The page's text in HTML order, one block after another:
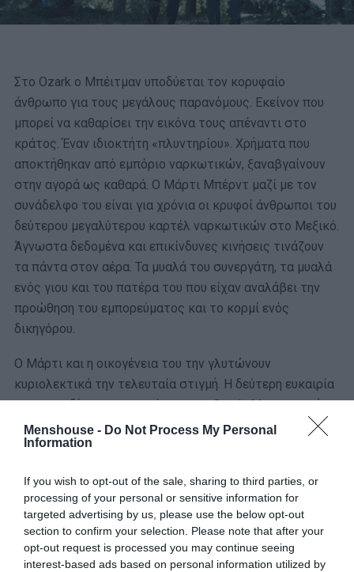
Menshouse - Do Not Process My Personal
Information
If you wish to opt-out of the sale, sharing to third parties, or
processing of your personal or sensitive information for
targeted advertising by us, please use the below opt-out
section to confirm your selection. Please note that after your
opt-out request is processed you may continue seeing
interest-based ads based on personal information utilized by
Στο Ozark ο Μπέιτμαν υποδύεται τον κορυφαίο
άνθρωπο για τους μεγάλους παρανόμους. Εκείνον που
μπορεί να καθαρίσει την εικόνα τους απέναντι στο
κράτος. Έναν ιδιοκτήτη «πλυντηρίου». Χρήματα που
αποκτήθηκαν από εμπόριο ναρκωτικών, ξαναβγαίνουν
στην αγορά ως καθαρά. Ο Μάρτι Μπέρντ μαζί με τον
συνάδελφο του είναι για χρόνια οι κρυφοί άνθρωποι του
δεύτερου μεγαλύτερου καρτέλ ναρκωτικών στο Μεξικό.
Άγνωστα δεδομένα και επικίνδυνες κινήσεις τινάζουν
τα πάντα στον αέρα. Τα μυαλά του συνεργάτη, τα μυαλά
ενός γιου και του πατέρα του που είχαν αναλάβει την
προώθηση του εμπορεύματος και το κορμί ενός
δικηγόρου.
Ο Μάρτι και η οικογένεια του την γλυτώνουν
κυριολεκτικά την τελευταία στιγμή. Η δεύτερη ευκαιρία
που τους δίνεται τους φέρνει στο Ozark. Μια περιοχή
στο Μιζούρι με πολλές λίμνες, όπου βρίσκεται η
μεγαλύτερη ακτογραμμή εσωτερικά των ΗΠΑ. Το χρήμα
να ανιχνευτεί από τους κρατικούς φορείς. Ο Μάρτι
πείθει τον Ντελ, τον ηγέτη του καρτέλ, να πάει εκεί και
να ξεκινήσει από την αρχή. Στόχος είναι να «καθαρίσει»
8 εκατομμύρια δολάρια. Στο κυνήγι των επενδύσεων και